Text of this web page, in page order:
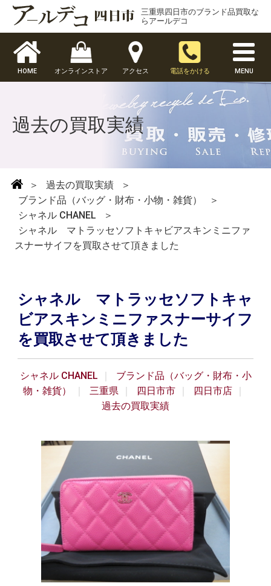
三重県四日市のブランド品買取な
らアールデコ
HOME オンラインストア アクセス 電話をかける MENU
過去の買取実績
＞ 過去の買取実績
＞
ブランド品（バッグ・財布・小物・雑貨）
＞
シャネル CHANEL
＞
シャネル マトラッセソフトキャビアスキンミニファ
スナーサイフを買取させて頂きました
シャネル マトラッセソフトキャ
ビアスキンミニファスナーサイフ
を買取させて頂きました
シャネル CHANEL
ブランド品（バッグ・財布・小
物・雑貨）
三重県 四日市市
四日市店
過去の買取実績